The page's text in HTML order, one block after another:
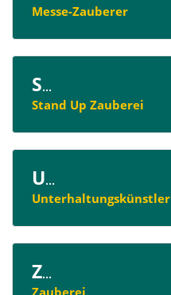
Messe-Zauberer
S...
Stand Up Zauberei
U...
Unterhaltungskünstler
Z...